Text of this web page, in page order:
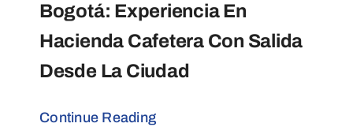
Bogotá: Experiencia En
Hacienda Cafetera Con Salida
Desde La Ciudad
Continue Reading